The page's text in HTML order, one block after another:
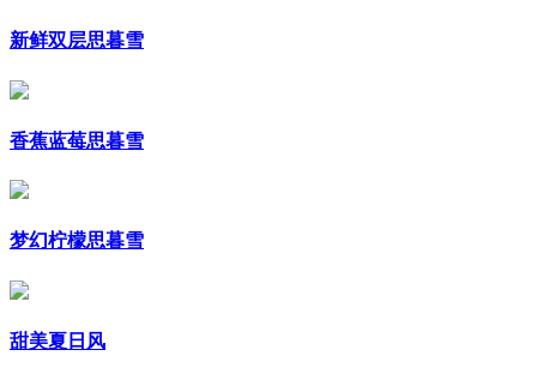
新鲜双层思暮雪
香蕉蓝莓思暮雪
梦幻柠檬思暮雪
甜美夏日风